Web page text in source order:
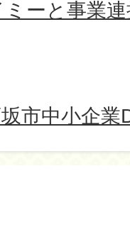
ーと事業
市中小企業